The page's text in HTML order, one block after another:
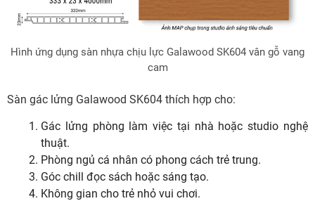
Hình ứng dụng sàn nhựa chịu lực Galawood SK604 vân gỗ vang
cam
Sàn gác lửng Galawood SK604 thích hợp cho:
Gác lửng phòng làm việc tại nhà hoặc studio nghệ
thuật.
Phòng ngủ cá nhân có phong cách trẻ trung.
Góc chill đọc sách hoặc sáng tạo.
Không gian cho trẻ nhỏ vui chơi.